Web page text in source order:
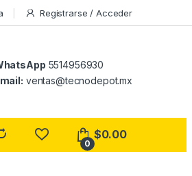
Registrarse / Acceder
5514956930
ventas@tecnodepot.mx
0
$0.00